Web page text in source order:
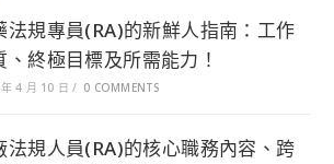
法規專員(RA)的新鮮人指南：工作
、終極目標及所需能力！
4 月 10 日 / 0 COMMENTS
法規人員(RA)的核心職務內容、跨